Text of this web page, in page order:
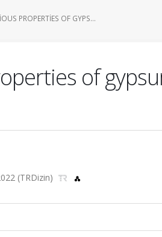
PROPERTIES OF GYPS...
of
(TRDizin)